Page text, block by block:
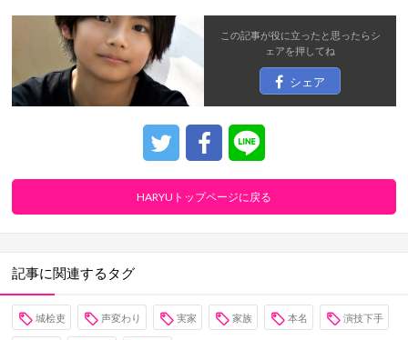
この記事が役に立ったと思ったらシ
ェアを押してね
シェア
HARYUトップページに戻る
記事に関連するタグ
城桧吏 声変わり 実家 家族 本名 演技下手